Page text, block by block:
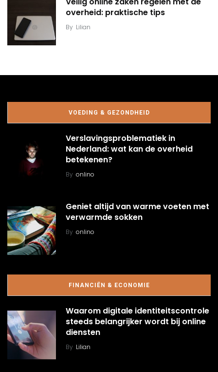
overheid: praktische tips
By Lilian
VOEDING & GEZONDHEID
Verslavingsproblematiek in
Nederland: wat kan de overheid
betekenen?
By onlino
Geniet altijd van warme voeten met
verwarmde sokken
By onlino
FINANCIËN & ECONOMIE
Waarom digitale identiteitscontrole
steeds belangrijker wordt bij online
diensten
By Lilian